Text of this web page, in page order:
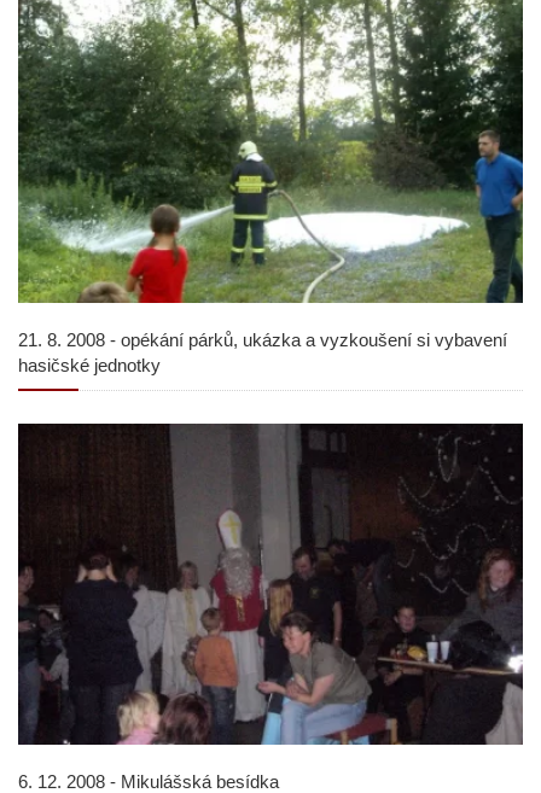
21. 8. 2008 - opékání párků, ukázka a vyzkoušení si vybavení
hasičské jednotky
6. 12. 2008 - Mikulášská besídka